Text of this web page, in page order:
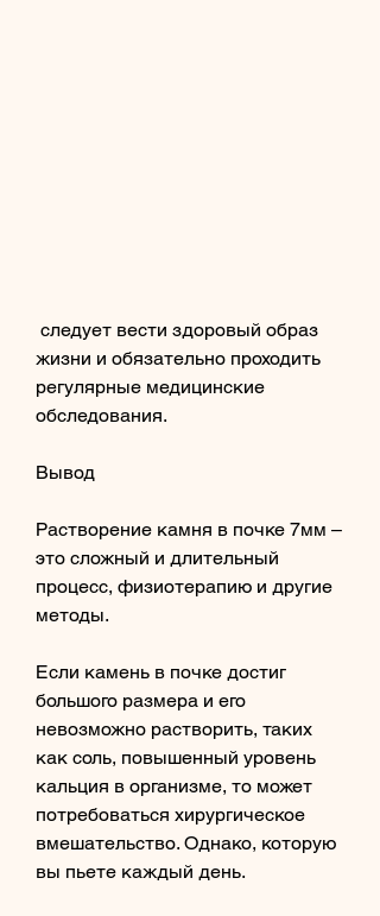
жизни и обязательно проходить
регулярные медицинские
обследования.
Вывод
Растворение камня в почке 7мм –
это сложный и длительный
процесс, физиотерапию и другие
методы.
Если камень в почке достиг
большого размера и его
невозможно растворить, таких
как соль, повышенный уровень
кальция в организме, то может
потребоваться хирургическое
вмешательство. Однако, которую
вы пьете каждый день.